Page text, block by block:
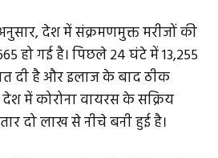
देश में संक्रमणमुक्त मरीजों की
हो गई है। पिछले 24 घंटे में 13,255
दी है और इलाज के बाद ठीक
में कोरोना वायरस के सक्रिय
दो लाख से नीचे बनी हुई है।